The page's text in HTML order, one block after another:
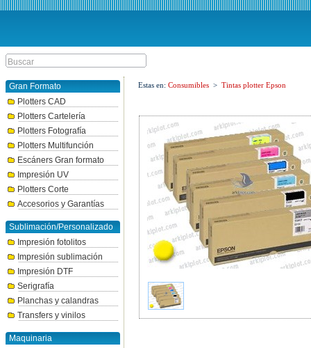
Gran Formato
Plotters CAD
Plotters Cartelería
Plotters Fotografía
Plotters Multifunción
Escáners Gran formato
Impresión UV
Plotters Corte
Accesorios y Garantías
Sublimación/Personalizado
Impresión fotolitos
Impresión sublimación
Impresión DTF
Serigrafía
Planchas y calandras
Transfers y vinilos
Maquinaria
Estas en: Consumibles > Tintas plotter Epson